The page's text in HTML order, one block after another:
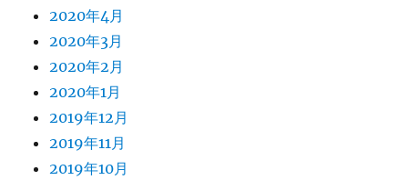
2020年4月
2020年3月
2020年2月
2020年1月
2019年12月
2019年11月
2019年10月